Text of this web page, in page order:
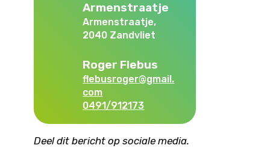
Armenstraatje
Armenstraatje,
2040 Zandvliet
Roger Flebus
flebusroger@gmail.
com
0491/912173
Deel dit bericht op sociale media.